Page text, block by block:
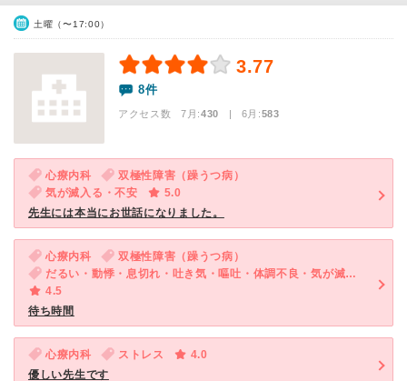
土曜（〜17:00）
3.77
8件
アクセス数 7月:430 | 6月:583
心療内科
双極性障害（躁うつ病）
気が滅入る・不安
5.0
先生には本当にお世話になりました。
心療内科
双極性障害（躁うつ病）
だるい・動悸・息切れ・吐き気・嘔吐・体調不良・気が滅入る・不安
4.5
待ち時間
心療内科 ストレス
4.0
優しい先生です